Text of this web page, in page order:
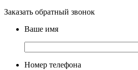
Заказать обратный звонок
Ваше имя
Номер телефона